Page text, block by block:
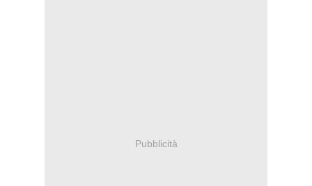
Pubblicità